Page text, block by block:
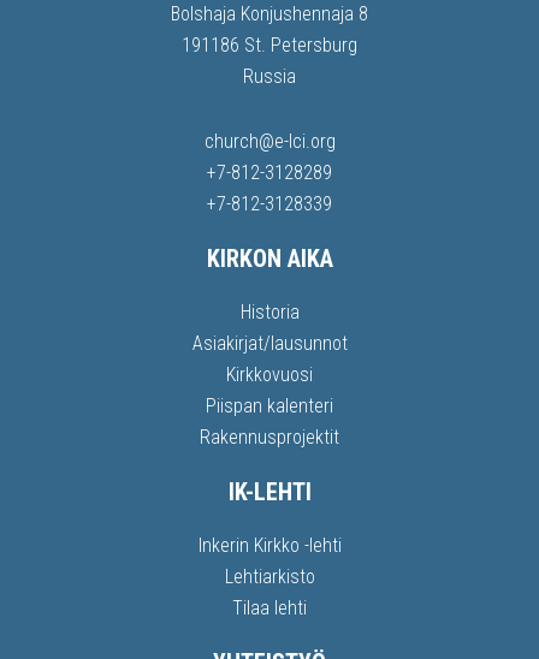
Bolshaja Konjushennaja 8
191186 St. Petersburg
Russia
church@e-lci.org
+7-812-3128289
+7-812-3128339
KIRKON AIKA
Historia
Asiakirjat/lausunnot
Kirkkovuosi
Piispan kalenteri
Rakennusprojektit
IK-LEHTI
Inkerin Kirkko -lehti
Lehtiarkisto
Tilaa lehti